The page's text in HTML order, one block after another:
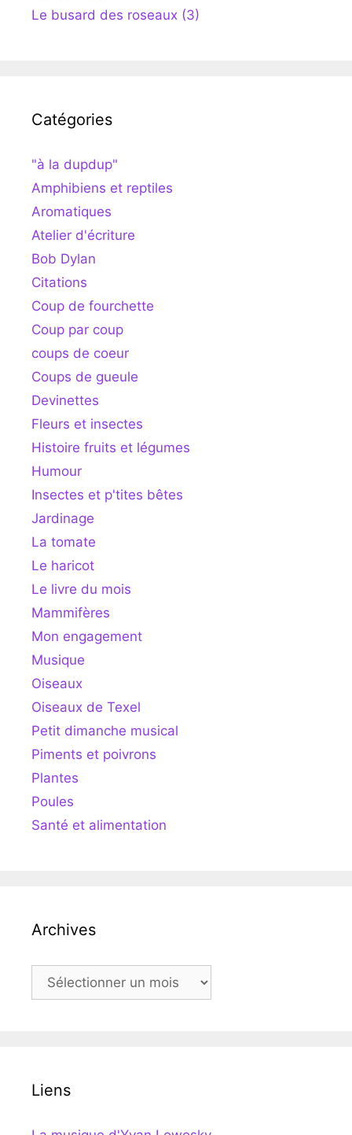
Le busard des roseaux (3)
Catégories
"à la dupdup"
Amphibiens et reptiles
Aromatiques
Atelier d'écriture
Bob Dylan
Citations
Coup de fourchette
Coup par coup
coups de coeur
Coups de gueule
Devinettes
Fleurs et insectes
Histoire fruits et légumes
Humour
Insectes et p'tites bêtes
Jardinage
La tomate
Le haricot
Le livre du mois
Mammifères
Mon engagement
Musique
Oiseaux
Oiseaux de Texel
Petit dimanche musical
Piments et poivrons
Plantes
Poules
Santé et alimentation
Archives
Archives
Liens